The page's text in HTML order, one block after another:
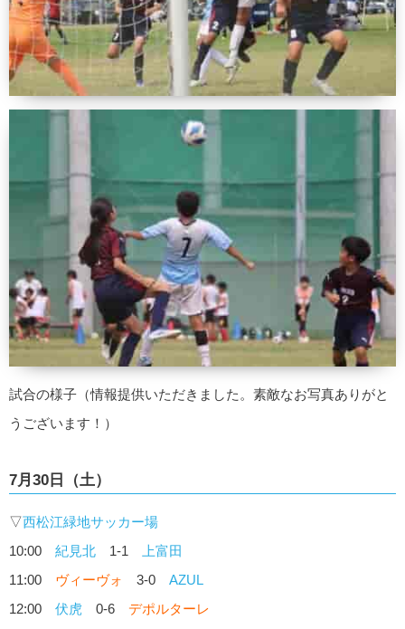
試合の様子（情報提供いただきました。素敵なお写真ありがと
うございます！）
7月30日（土）
▽西松江緑地サッカー場
10:00 紀見北 1-1
上富田
11:00 ヴィーヴォ 3-0 AZUL
12:00 伏虎 0-6 デポルターレ